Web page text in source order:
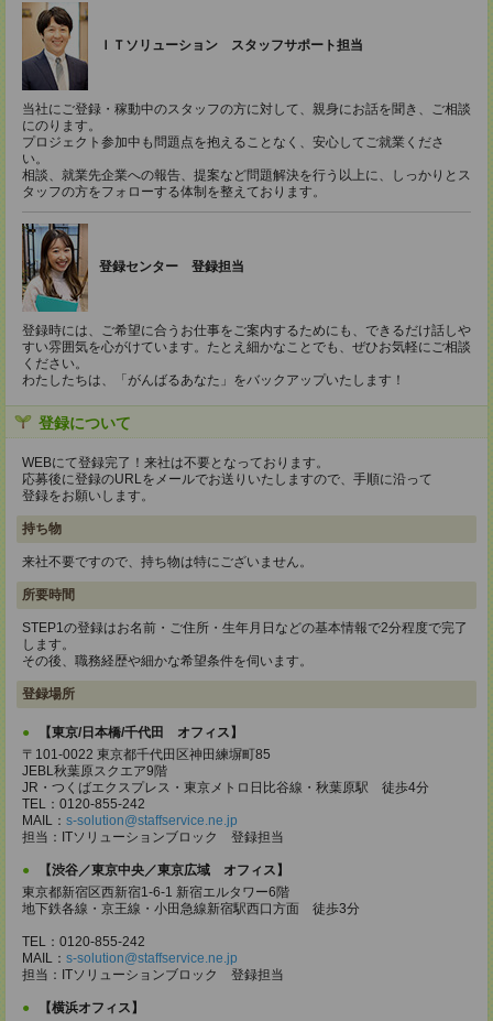
ＩＴソリューション スタッフサポート担当
当社にご登録・稼動中のスタッフの方に対して、親身にお話を聞き、ご相談
にのります。
プロジェクト参加中も問題点を抱えることなく、安心してご就業くださ
い。
相談、就業先企業への報告、提案など問題解決を行う以上に、しっかりとス
タッフの方をフォローする体制を整えております。
登録センター 登録担当
登録時には、ご希望に合うお仕事をご案内するためにも、できるだけ話しや
すい雰囲気を心がけています。たとえ細かなことでも、ぜひお気軽にご相談
ください。
わたしたちは、「がんばるあなた」をバックアップいたします！
登録について
WEBにて登録完了！来社は不要となっております。
応募後に登録のURLをメールでお送りいたしますので、手順に沿って
登録をお願いします。
持ち物
来社不要ですので、持ち物は特にございません。
所要時間
STEP1の登録はお名前・ご住所・生年月日などの基本情報で2分程度で完了
します。
その後、職務経歴や細かな希望条件を伺います。
登録場所
【東京/日本橋/千代田 オフィス】
〒101-0022 東京都千代田区神田練塀町85
JEBL秋葉原スクエア9階
JR・つくばエクスプレス・東京メトロ日比谷線・秋葉原駅 徒歩4分
TEL：0120-855-242
MAIL： s-solution@staffservice.ne.jp
担当：ITソリューションブロック 登録担当
【渋谷／東京中央／東京広域 オフィス】
東京都新宿区西新宿1-6-1 新宿エルタワー6階
地下鉄各線・京王線・小田急線新宿駅西口方面 徒歩3分
TEL：0120-855-242
MAIL： s-solution@staffservice.ne.jp
担当：ITソリューションブロック 登録担当
【横浜オフィス】